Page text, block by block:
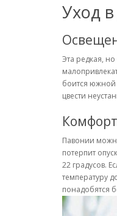
Уход
Эта редкая,
боится южной
цвести
Павонии
потерпит
22 градусов.
температуру
понадобятся